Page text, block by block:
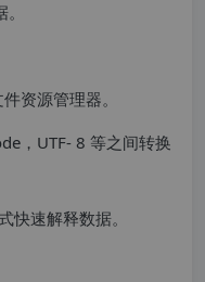
资源管理器。
，UTF- 8 等之间转换
速解释数据。